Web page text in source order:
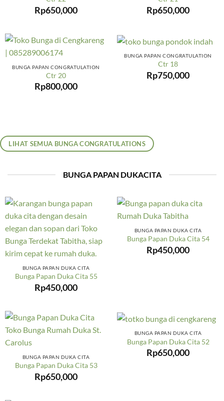
Rp650,000 Rp650,000
BUNGA PAPAN CONGRATULATION
Ctr 20
Rp800,000
BUNGA PAPAN CONGRATULATION
Ctr 18
Rp750,000
LIHAT SEMUA BUNGA CONGRATULATIONS
BUNGA PAPAN DUKACITA
BUNGA PAPAN DUKA CITA
Bunga Papan Duka Cita 55
Rp450,000
BUNGA PAPAN DUKA CITA
Bunga Papan Duka Cita 54
Rp450,000
BUNGA PAPAN DUKA CITA
Bunga Papan Duka Cita 53
Rp650,000
BUNGA PAPAN DUKA CITA
Bunga Papan Duka Cita 52
Rp650,000